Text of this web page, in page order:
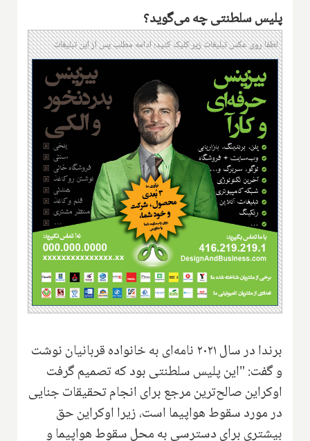
پلیس سلطنتی چه می‌گوید؟
لطفا روی عکس تبلیغات زیر کلیک کنید؛ ادامه مطلب پس از این تبلیغات
برندا در سال ۲۰۲۱ نامه‌ای به خانواده قربانیان نوشت
و گفت: "این پلیس سلطنتی بود که تصمیم گرفت
اوکراین صالح‌ترین مرجع برای انجام تحقیقات جنایی
در مورد سقوط هواپیما است، زیرا اوکراین حق
بیشتری برای دسترسی به محل سقوط هواپیما و